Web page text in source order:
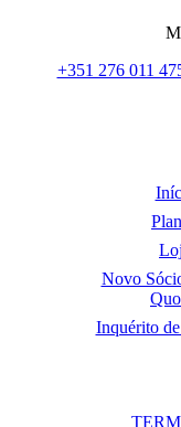
+351 276 011
Novo
Inquérito